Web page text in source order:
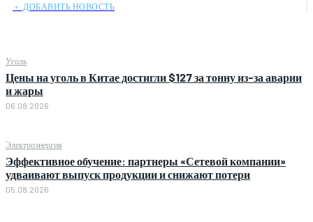
﹢ ДОБАВИТЬ НОВОСТЬ
Уголь
Цены на уголь в Китае достигли $127 за тонну из-за аварии
и жары
06.08.2026
Электроэнергия
Эффективное обучение: партнеры «Сетевой компании»
удваивают выпуск продукции и снижают потери
05.08.2026